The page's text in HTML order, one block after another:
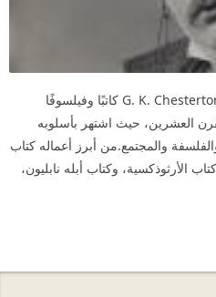
يُعد G. K. Chesterton كاتبًا وفيلسوفًا
العشرين، حيث اشتهر بأسلوبه
والمجتمع.من أبرز أعماله كتاب
الأرثوذكسية، وكتاب أبله نابليون،